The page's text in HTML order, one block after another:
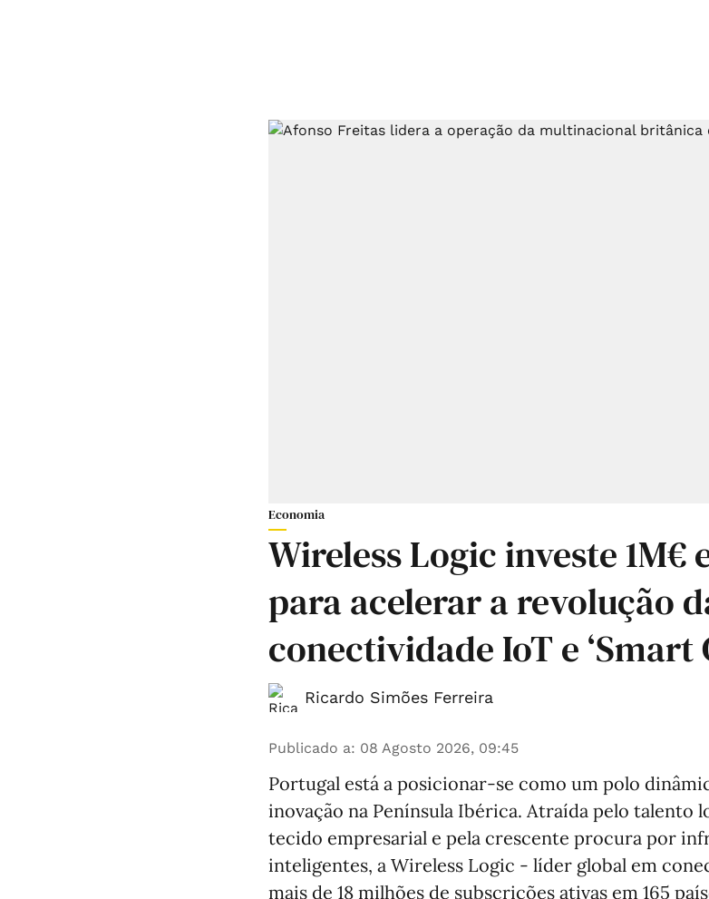
Economia
Wireless Logic investe 1M€
para acelerar a revolução
conectividade IoT e ‘Smart
Ricardo Simões Ferreira
Publicado a: 08 Agosto 2026, 09:45
Portugal está a posicionar-se como um polo
inovação na Península Ibérica. Atraída pelo talento
tecido empresarial e pela crescente procura por
inteligentes, a Wireless Logic - líder global em
mais de 18 milhões de subscrições ativas em 165